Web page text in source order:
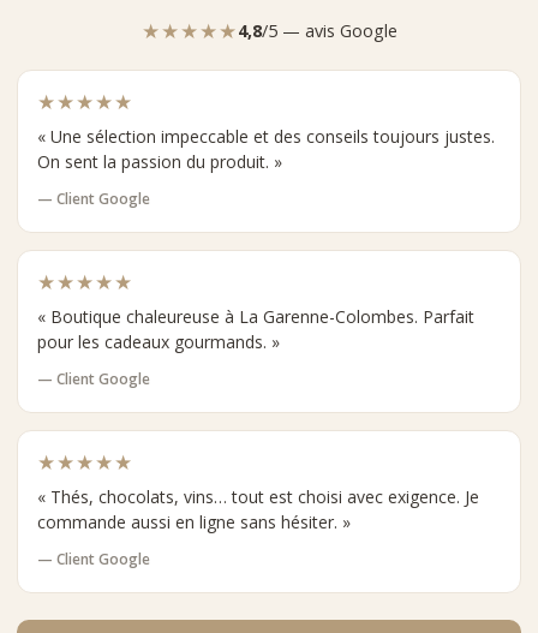
n'hésitez pas à nous contacter (en langue française ou
mentionnant le produit en objet de votre email)
- Par téléphone : 01 47 81 07 89
Vous pouvez gérer vos données personnelles sur la page "Mon
★★★★★4,8/5 — avis Google
★★★★★
« Une sélection impeccable et des conseils toujours justes.
On sent la passion du produit. »
— Client Google
★★★★★
« Boutique chaleureuse à La Garenne-Colombes. Parfait
pour les cadeaux gourmands. »
— Client Google
★★★★★
« Thés, chocolats, vins… tout est choisi avec exigence. Je
commande aussi en ligne sans hésiter. »
— Client Google